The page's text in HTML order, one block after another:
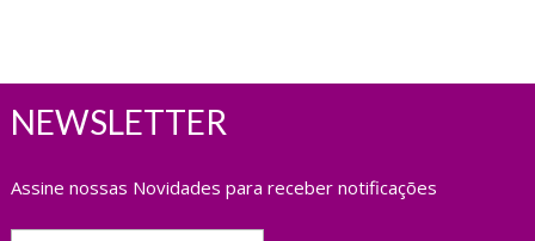
NEWSLETTER
Assine nossas Novidades para receber notificações